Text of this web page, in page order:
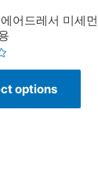
어드레서 미세
options